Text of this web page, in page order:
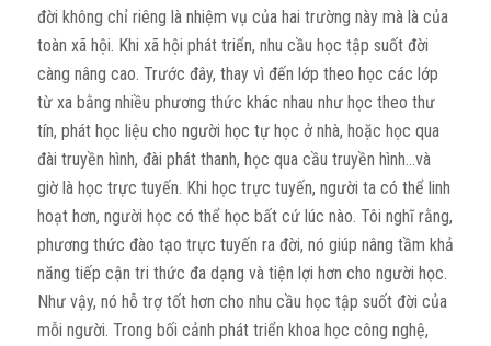
đời không chỉ riêng là nhiệm vụ của hai trường này mà là của
toàn xã hội. Khi xã hội phát triển, nhu cầu học tập suốt đời
càng nâng cao. Trước đây, thay vì đến lớp theo học các lớp
từ xa bằng nhiều phương thức khác nhau như học theo thư
tín, phát học liệu cho người học tự học ở nhà, hoặc học qua
đài truyền hình, đài phát thanh, học qua cầu truyền hình…và
giờ là học trực tuyến. Khi học trực tuyến, người ta có thể linh
hoạt hơn, người học có thể học bất cứ lúc nào. Tôi nghĩ rằng,
phương thức đào tạo trực tuyến ra đời, nó giúp nâng tầm khả
năng tiếp cận tri thức đa dạng và tiện lợi hơn cho người học.
Như vậy, nó hỗ trợ tốt hơn cho nhu cầu học tập suốt đời của
mỗi người. Trong bối cảnh phát triển khoa học công nghệ,